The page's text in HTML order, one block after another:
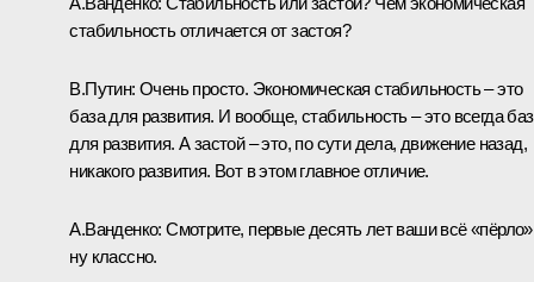
стабильность отличается от застоя?
В.Путин: Очень просто. Экономическая стабильность – это
база для развития. И вообще, стабильность – это всегда
для развития. А застой – это, по сути дела, движение назад,
никакого развития. Вот в этом главное отличие.
А.Ванденко:Смотрите, первые десять лет ваши всё
ну классно.